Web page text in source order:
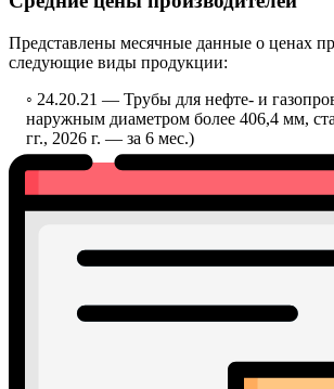
Представлены месячные данные о ценах
следующие виды продукции:
◦ 24.20.21 — Трубы для нефте- и
наружным диаметром более 406,4 мм,
гг., 2026 г. — за 6 мес.)